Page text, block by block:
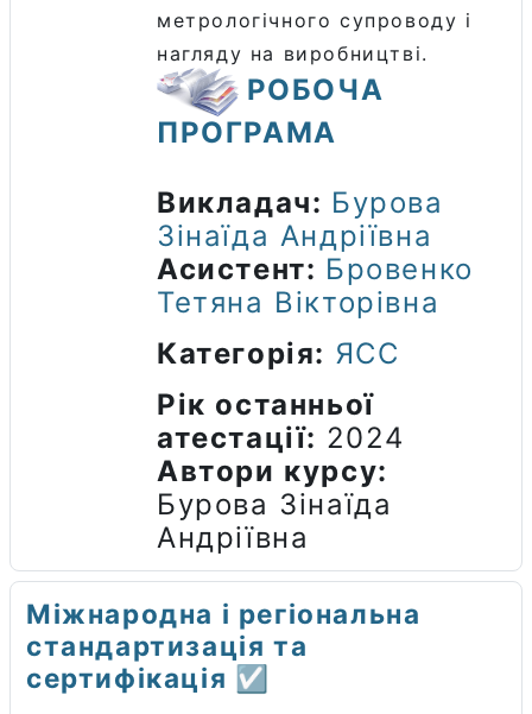
метрологічного супроводу і
нагляду на виробництві.
РОБОЧА
ПРОГРАМА
Викладач: Бурова
Зінаїда Андріївна
Асистент: Бровенко
Тетяна Вікторівна
Категорія: ЯСС
Рік останньої
атестації: 2024
Автори курсу:
Бурова Зінаїда
Андріївна
Міжнародна і регіональна
стандартизація та
сертифікація ☑️